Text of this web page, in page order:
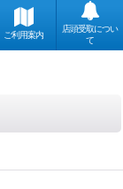
ご利用案内
店頭受取につい
て